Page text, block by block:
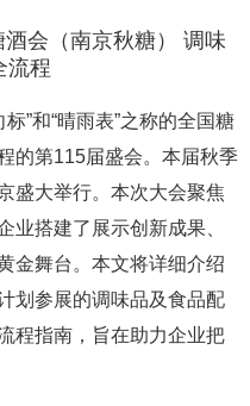
会（南京秋糖） 调味
流程
”和“晴雨表”之称的全国糖
的第115届盛会。本届秋季
大举行。本次大会聚焦
业搭建了展示创新成果、
金舞台。本文将详细介绍
划参展的调味品及食品配
程指南，旨在助力企业把